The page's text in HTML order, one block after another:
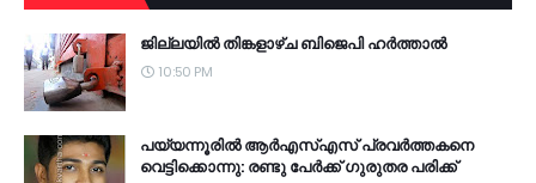
ജില്ലയില്‍ തിങ്കളാഴ്ച ബിജെപി ഹര്‍ത്താല്‍
10:50 PM
പയ്യന്നൂരില്‍ ആര്‍എസ്എസ് പ്രവര്‍ത്തകനെ
വെട്ടിക്കൊന്നു: രണ്ടു പേര്‍ക്ക് ഗുരുതര പരിക്ക്